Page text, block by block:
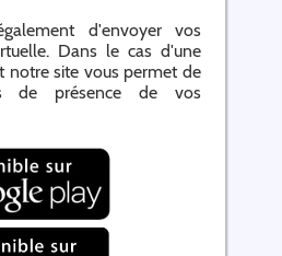
d'envoyer vos
Dans le cas d'une
notre site vous permet de
de présence de vos